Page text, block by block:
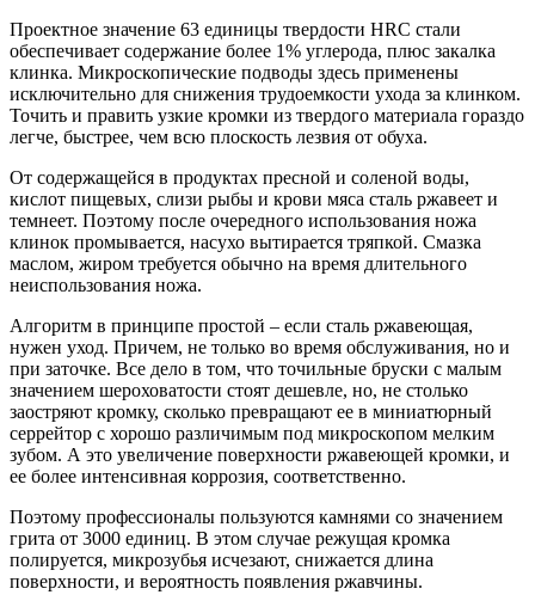
Проектное значение 63 единицы твердости HRC стали
обеспечивает содержание более 1% углерода, плюс закалка
клинка. Микроскопические подводы здесь применены
исключительно для снижения трудоемкости ухода за клинком.
Точить и править узкие кромки из твердого материала гораздо
легче, быстрее, чем всю плоскость лезвия от обуха.
От содержащейся в продуктах пресной и соленой воды,
кислот пищевых, слизи рыбы и крови мяса сталь ржавеет и
темнеет. Поэтому после очередного использования ножа
клинок промывается, насухо вытирается тряпкой. Смазка
маслом, жиром требуется обычно на время длительного
неиспользования ножа.
Алгоритм в принципе простой – если сталь ржавеющая,
нужен уход. Причем, не только во время обслуживания, но и
при заточке. Все дело в том, что точильные бруски с малым
значением шероховатости стоят дешевле, но, не столько
заостряют кромку, сколько превращают ее в миниатюрный
серрейтор с хорошо различимым под микроскопом мелким
зубом. А это увеличение поверхности ржавеющей кромки, и
ее более интенсивная коррозия, соответственно.
Поэтому профессионалы пользуются камнями со значением
грита от 3000 единиц. В этом случае режущая кромка
полируется, микрозубья исчезают, снижается длина
поверхности, и вероятность появления ржавчины.